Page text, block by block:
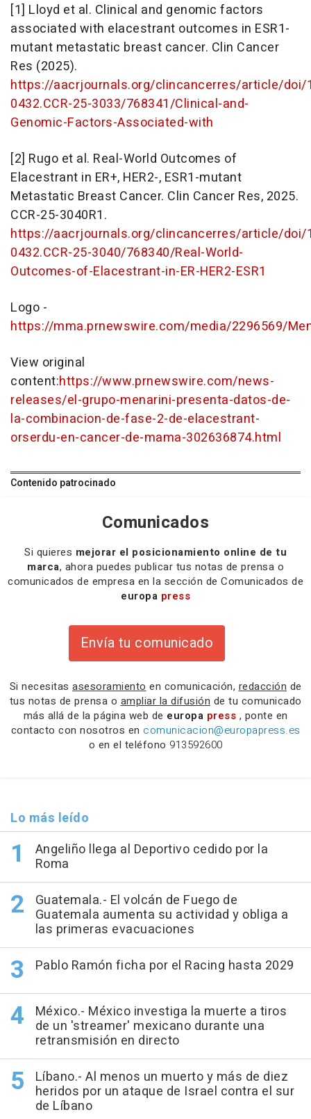
[1] Lloyd et al. Clinical and genomic factors
associated with elacestrant outcomes in ESR1-
mutant metastatic breast cancer. Clin Cancer
Res (2025).
https://aacrjournals.org/clincancerres/article/doi/
0432.CCR-25-3033/768341/Clinical-and-
Genomic-Factors-Associated-with
[2] Rugo et al. Real-World Outcomes of
Elacestrant in ER+, HER2-, ESR1-mutant
Metastatic Breast Cancer. Clin Cancer Res, 2025.
CCR-25-3040R1.
https://aacrjournals.org/clincancerres/article/doi/
0432.CCR-25-3040/768340/Real-World-
Outcomes-of-Elacestrant-in-ER-HER2-ESR1
Logo -
https://mma.prnewswire.com/media/2296569/
View original
content:https://www.prnewswire.com/news-
releases/el-grupo-menarini-presenta-datos-de-
la-combinacion-de-fase-2-de-elacestrant-
orserdu-en-cancer-de-mama-302636874.html
Contenido patrocinado
Comunicados
Si quieres mejorar el posicionamiento online de tu
marca, ahora puedes publicar tus notas de prensa o
comunicados de empresa en la sección de Comunicados de
europa press
Envía tu comunicado
Si necesitas asesoramiento en comunicación, redacción de
tus notas de prensa o ampliar la difusión de tu comunicado
más allá de la página web de europa press , ponte en
contacto con nosotros en comunicacion@europapress.es
o en el teléfono 913592600
Lo más leído
Angeliño llega al Deportivo cedido por la
Roma
Guatemala.- El volcán de Fuego de
Guatemala aumenta su actividad y obliga a
las primeras evacuaciones
Pablo Ramón ficha por el Racing hasta 2029
México.- México investiga la muerte a tiros
de un 'streamer' mexicano durante una
retransmisión en directo
Líbano.- Al menos un muerto y más de diez
heridos por un ataque de Israel contra el sur
de Líbano